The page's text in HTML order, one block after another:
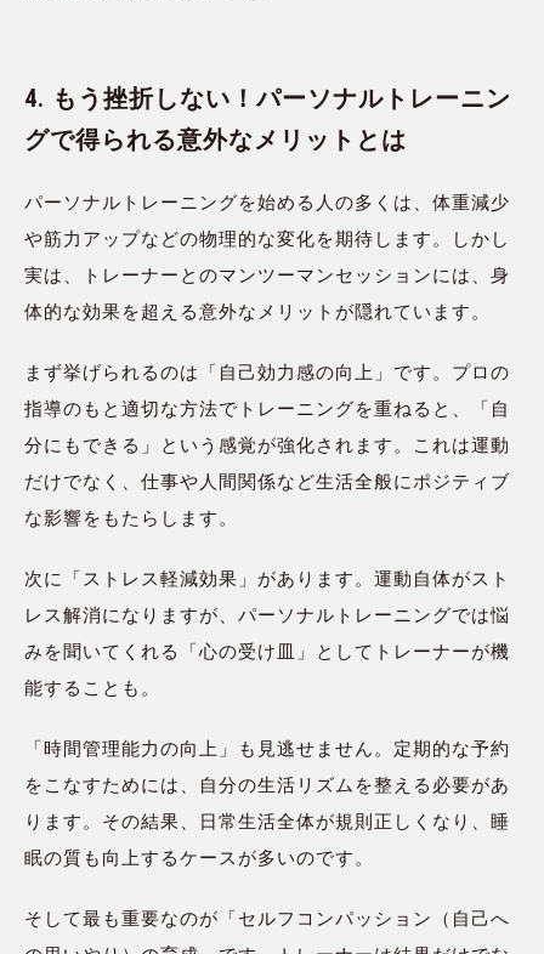
4. もう挫折しない！パーソナルトレーニン
グで得られる意外なメリットとは
パーソナルトレーニングを始める人の多くは、体重減少
や筋力アップなどの物理的な変化を期待します。しかし
実は、トレーナーとのマンツーマンセッションには、身
体的な効果を超える意外なメリットが隠れています。
まず挙げられるのは「自己効力感の向上」です。プロの
指導のもと適切な方法でトレーニングを重ねると、「自
分にもできる」という感覚が強化されます。これは運動
だけでなく、仕事や人間関係など生活全般にポジティブ
な影響をもたらします。
次に「ストレス軽減効果」があります。運動自体がスト
レス解消になりますが、パーソナルトレーニングでは悩
みを聞いてくれる「心の受け皿」としてトレーナーが機
能することも。
「時間管理能力の向上」も見逃せません。定期的な予約
をこなすためには、自分の生活リズムを整える必要があ
ります。その結果、日常生活全体が規則正しくなり、睡
眠の質も向上するケースが多いのです。
そして最も重要なのが「セルフコンパッション（自己へ